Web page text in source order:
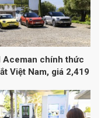
Aceman chính thức
Việt Nam, giá 2,419